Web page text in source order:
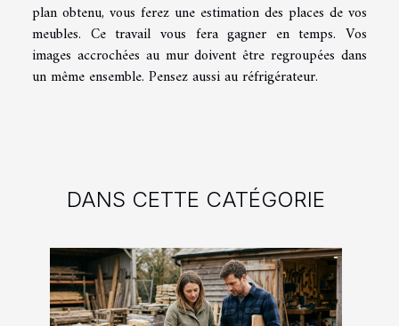
plan obtenu, vous ferez une estimation des places de vos
meubles. Ce travail vous fera gagner en temps. Vos
images accrochées au mur doivent être regroupées dans
un même ensemble. Pensez aussi au réfrigérateur.
DANS CETTE CATÉGORIE